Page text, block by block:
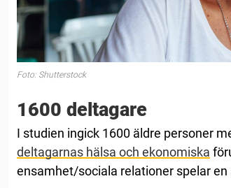
Foto: Shutterstock
1600 deltagare
I studien ingick 1600 äldre personer
deltagarnas hälsa och ekonomiska
ensamhet/sociala relationer spelar